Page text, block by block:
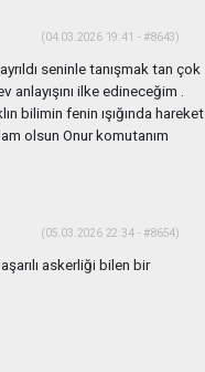
(04.03.2026 19:41 - #8643)
seninle tanışmak tan çok
ilke edineceğim .
bilimin fenin ışığında hareket
olsun Onur komutanım
(05.03.2026 22:34 - #8654)
askerliği bilen bir